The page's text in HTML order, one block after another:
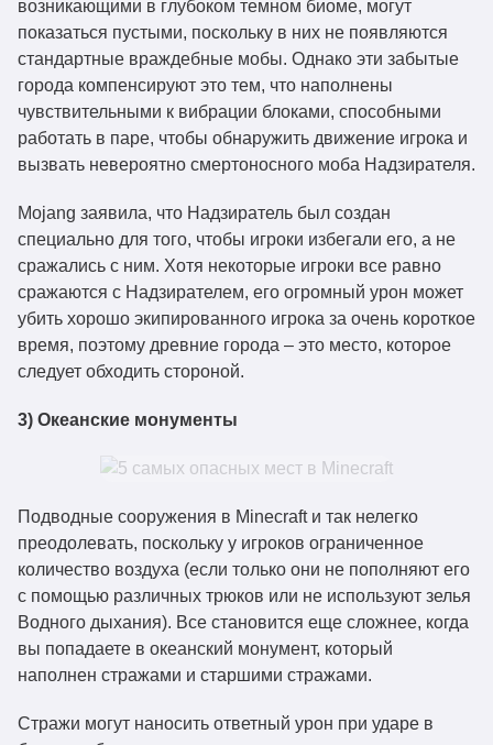
возникающими в глубоком темном биоме, могут
показаться пустыми, поскольку в них не появляются
стандартные враждебные мобы. Однако эти забытые
города компенсируют это тем, что наполнены
чувствительными к вибрации блоками, способными
работать в паре, чтобы обнаружить движение игрока и
вызвать невероятно смертоносного моба Надзирателя.
Mojang заявила, что Надзиратель был создан
специально для того, чтобы игроки избегали его, а не
сражались с ним. Хотя некоторые игроки все равно
сражаются с Надзирателем, его огромный урон может
убить хорошо экипированного игрока за очень короткое
время, поэтому древние города – это место, которое
следует обходить стороной.
3) Океанские монументы
Подводные сооружения в Minecraft и так нелегко
преодолевать, поскольку у игроков ограниченное
количество воздуха (если только они не пополняют его
с помощью различных трюков или не используют зелья
Водного дыхания). Все становится еще сложнее, когда
вы попадаете в океанский монумент, который
наполнен стражами и старшими стражами.
Стражи могут наносить ответный урон при ударе в